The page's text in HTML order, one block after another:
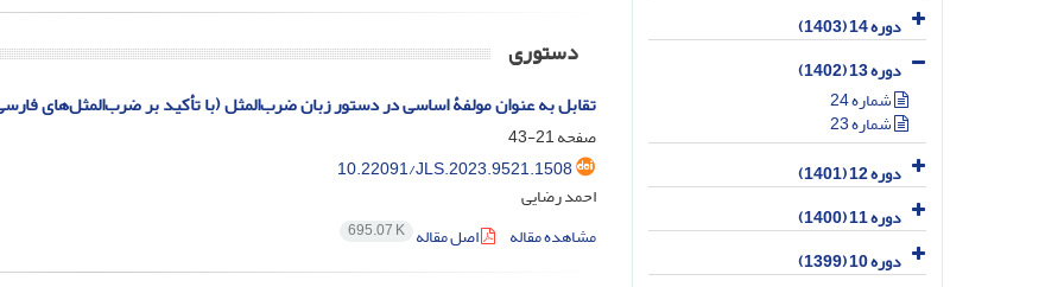
دستوری
تقابل به عنوان مولفۀ اساسی در دستور زبان ضرب‌المثل (با تأکید بر ضرب‌‌المثل‌‌های
صفحه21-43
10.22091/JLS.2023.9521.1508
احمد رضایی
مشاهده مقاله
اصل مقاله 695.07 K
دوره 14 (1403)
دوره 13 (1402)
شماره 24
شماره 23
دوره 12 (1401)
دوره 11 (1400)
دوره 10 (1399)